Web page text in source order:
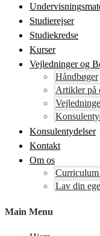
Studierejser
Studiekredse
Kurser
Vejledninger og
Håndbøger
Artikler på
Konsulentydelser
Kontakt
Om os
Lav din
Main Menu